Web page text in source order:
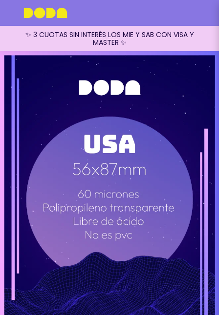
✨ 3 CUOTAS SIN INTERÉS LOS MIE Y SAB CON VISA Y
MASTER ✨